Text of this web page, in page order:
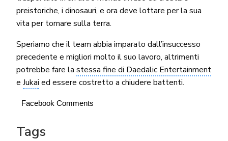
preistoriche, i dinosauri, e ora deve lottare per la sua
vita per tornare sulla terra.
Speriamo che il team abbia imparato dall’insuccesso
precedente e migliori molto il suo lavoro, altrimenti
potrebbe fare lastessa fine di Daedalic Entertainment
e Jukai ed essere costretto a chiudere battenti.
Facebook Comments
Tags